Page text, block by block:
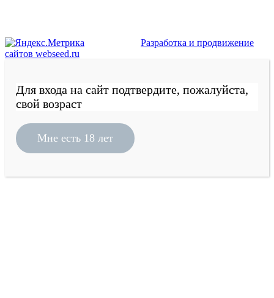
Разработка и продвижение
сайтов webseed.ru
Для входа на сайт подтвердите, пожалуйста,
свой возраст
Мне есть 18 лет